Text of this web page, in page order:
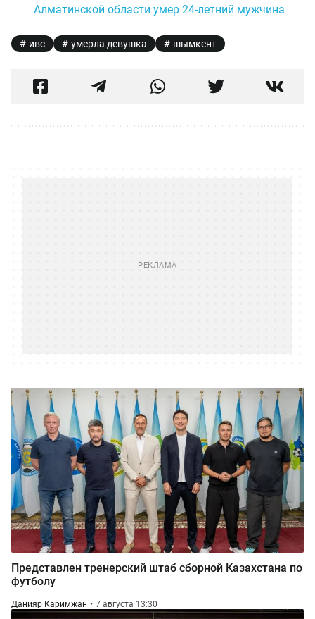
Алматинской области умер 24-летний мужчина
ивс умерла девушка шымкент
Представлен тренерский штаб сборной Казахстана по
футболу
Данияр Каримжан 7 августа 13:30